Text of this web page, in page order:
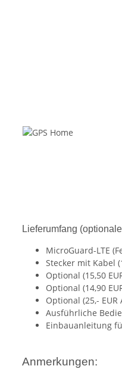
Lieferumfang
MicroGuard-LTE
Stecker mit Kabel
Optional (15,50
Optional (14,90
Optional (25,- EUR
Ausführliche
Einbauanleitung
Anmerkungen: